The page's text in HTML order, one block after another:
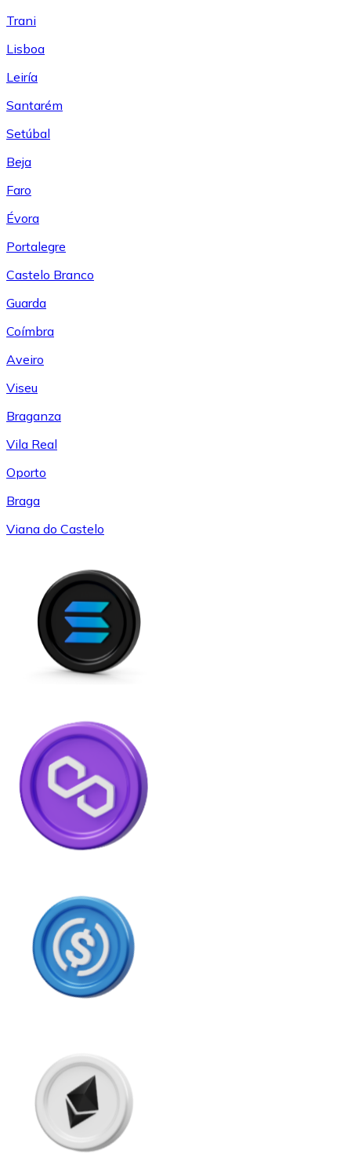
Trani
Lisboa
Leiría
Santarém
Setúbal
Beja
Faro
Évora
Portalegre
Castelo Branco
Guarda
Coímbra
Aveiro
Viseu
Braganza
Vila Real
Oporto
Braga
Viana do Castelo